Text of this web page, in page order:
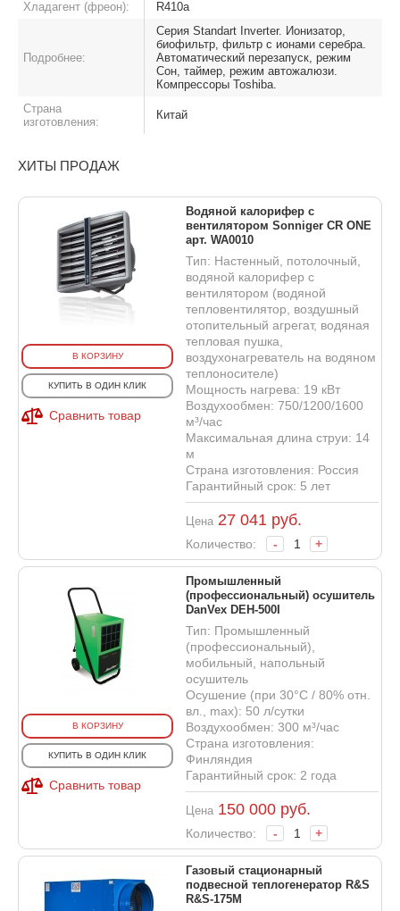
Хладагент (фреон): R410a
Подробнее:
Серия Standart Inverter. Ионизатор,
биофильтр, фильтр с ионами серебра.
Автоматический перезапуск, режим
Сон, таймер, режим автожалюзи.
Компрессоры Toshiba.
Страна
изготовления:
Китай
ХИТЫ ПРОДАЖ
В КОРЗИНУ
КУПИТЬ В ОДИН КЛИК
Сравнить товар
Водяной калорифер с
вентилятором Sonniger CR ONE
арт. WA0010
Тип: Настенный, потолочный,
водяной калорифер с
вентилятором (водяной
тепловентилятор, воздушный
отопительный агрегат, водяная
тепловая пушка,
воздухонагреватель на водяном
теплоносителе)
Мощность нагрева: 19 кВт
Воздухообмен: 750/1200/1600
м³/час
Максимальная длина струи: 14
м
Страна изготовления: Россия
Гарантийный срок: 5 лет
Цена 27 041 руб.
Количество: - +
В КОРЗИНУ
КУПИТЬ В ОДИН КЛИК
Сравнить товар
Промышленный
(профессиональный) осушитель
DanVex DEH-500I
Тип: Промышленный
(профессиональный),
мобильный, напольный
осушитель
Осушение (при 30°С / 80% отн.
вл., max): 50 л/сутки
Воздухообмен: 300 м³/час
Страна изготовления:
Финляндия
Гарантийный срок: 2 года
Цена 150 000 руб.
Количество: - +
Газовый стационарный
подвесной теплогенератор R&S
R&S-175M